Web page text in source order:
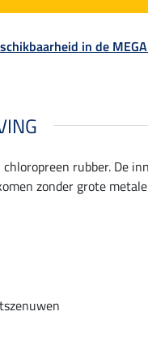
in de MEGA
rubber. De
zonder grote